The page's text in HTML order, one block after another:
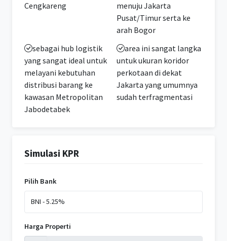
Cengkareng
menuju Jakarta
Pusat/Timur serta ke
arah Bogor
sebagai hub logistik
yang sangat ideal untuk
melayani kebutuhan
distribusi barang ke
kawasan Metropolitan
Jabodetabek
area ini sangat langka
untuk ukuran koridor
perkotaan di dekat
Jakarta yang umumnya
sudah terfragmentasi
Simulasi KPR
Pilih Bank
Harga Properti